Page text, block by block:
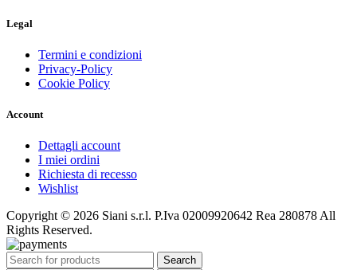
Legal
Termini e condizioni
Privacy-Policy
Cookie Policy
Account
Dettagli account
I miei ordini
Richiesta di recesso
Wishlist
Copyright © 2026 Siani s.r.l. P.Iva 02009920642 Rea 280878 All
Rights Reserved.
Search